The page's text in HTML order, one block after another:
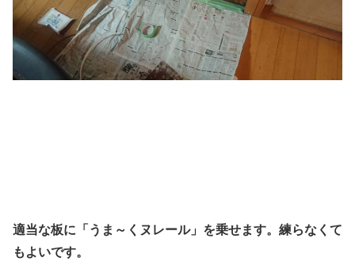
適当な板に「うま～くヌレール」を乗せます。練らなくて
もよいです。